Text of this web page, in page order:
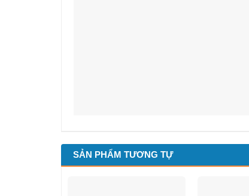
SẢN PHẨM TƯƠNG TỰ